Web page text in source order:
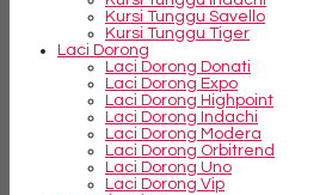
Kursi Tunggu Savello
Kursi Tunggu Tiger
Laci Dorong
Laci Dorong Donati
Laci Dorong Expo
Laci Dorong Highpoint
Laci Dorong Indachi
Laci Dorong Modera
Laci Dorong Orbitrend
Laci Dorong Uno
Laci Dorong Vip